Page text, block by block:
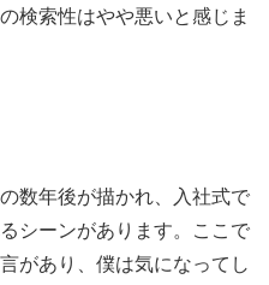
検索性はやや悪いと感じま
数年後が描かれ、入社式で
シーンがあります。ここで
があり、僕は気になってし